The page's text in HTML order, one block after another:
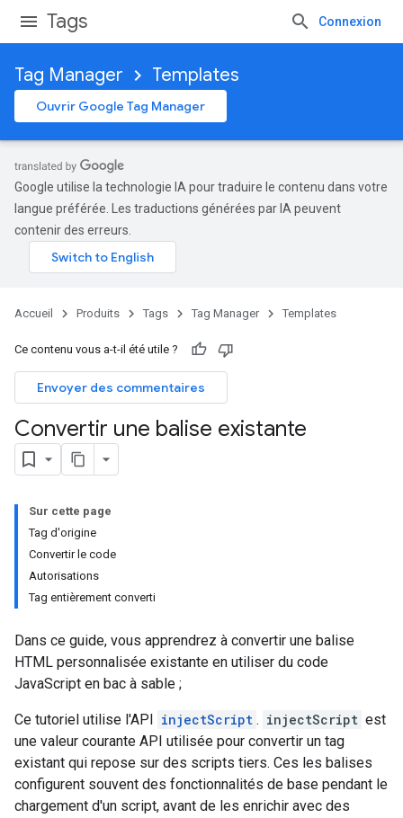
Tags Connexion
Tag Manager Templates
Ouvrir Google Tag Manager
Google utilise la technologie IA pour traduire le contenu dans votre
langue préférée. Les traductions générées par IA peuvent
contenir des erreurs.
Accueil Produits Tags Tag Manager Templates
Ce contenu vous a-t-il été utile ?
Envoyer des commentaires
Convertir une balise existante
Sur cette page
Tag d'origine
Convertir le code
Autorisations
Tag entièrement converti
Dans ce guide, vous apprendrez à convertir une balise
HTML personnalisée existante en utiliser du code
JavaScript en bac à sable ;
Ce tutoriel utilise l'API injectScript . injectScript est
une valeur courante API utilisée pour convertir un tag
existant qui repose sur des scripts tiers. Ces les balises
configurent souvent des fonctionnalités de base pendant le
chargement d'un script, avant de les enrichir avec des